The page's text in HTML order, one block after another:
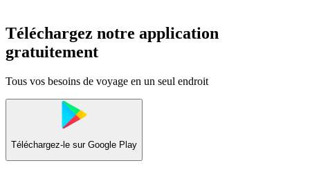
Téléchargez notre application
gratuitement
Tous vos besoins de voyage en un seul endroit
Téléchargez-le sur Google Play